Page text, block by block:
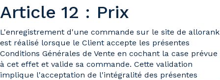
Article 12 : Prix
L'enregistrement d'une commande sur le site de allorank
est réalisé lorsque le Client accepte les présentes
Conditions Générales de Vente en cochant la case prévue
à cet effet et valide sa commande. Cette validation
implique l'acceptation de l'intégralité des présentes